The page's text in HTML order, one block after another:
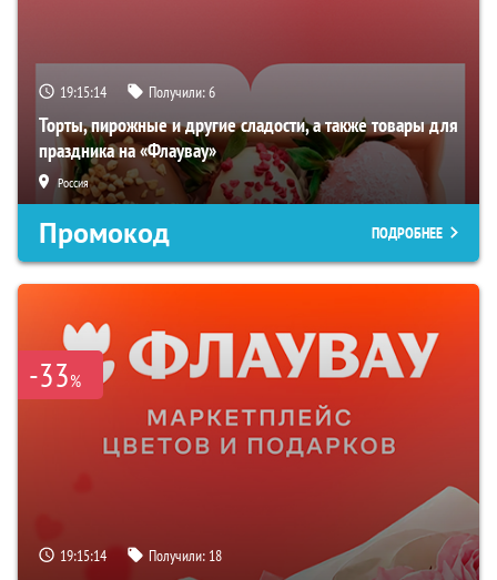
19:15:13 Получили:6
Торты, пирожные и другие сладости, а также товары для
праздника на «Флаувау»
Россия
Промокод ПОДРОБНЕЕ
-33%
19:15:13 Получили: 18